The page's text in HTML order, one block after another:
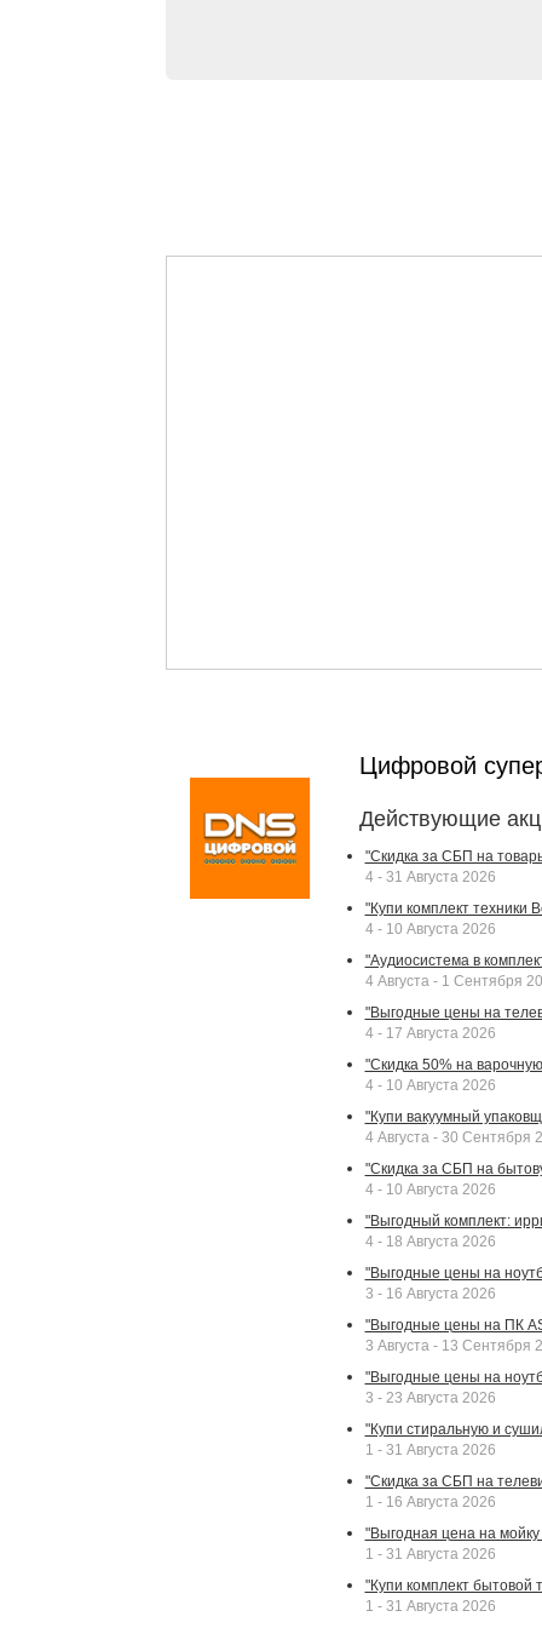
Цифровой
Действующие
"Скидка за СБП на
4 - 31 Августа 2026
"Купи комплект техники
4 - 10 Августа 2026
"Аудиосистема в
4 Августа - 1 Сентября
"Выгодные цены на
4 - 17 Августа 2026
"Скидка 50% на
4 - 10 Августа 2026
"Купи вакуумный
4 Августа - 30 Сентября
"Скидка за СБП на
4 - 10 Августа 2026
"Выгодный комплект:
4 - 18 Августа 2026
"Выгодные цены на
3 - 16 Августа 2026
"Выгодные цены на ПК
3 Августа - 13 Сентября
"Выгодные цены на
3 - 23 Августа 2026
"Купи стиральную и
1 - 31 Августа 2026
"Скидка за СБП на
1 - 16 Августа 2026
"Выгодная цена на
1 - 31 Августа 2026
"Купи комплект бытовой
1 - 31 Августа 2026